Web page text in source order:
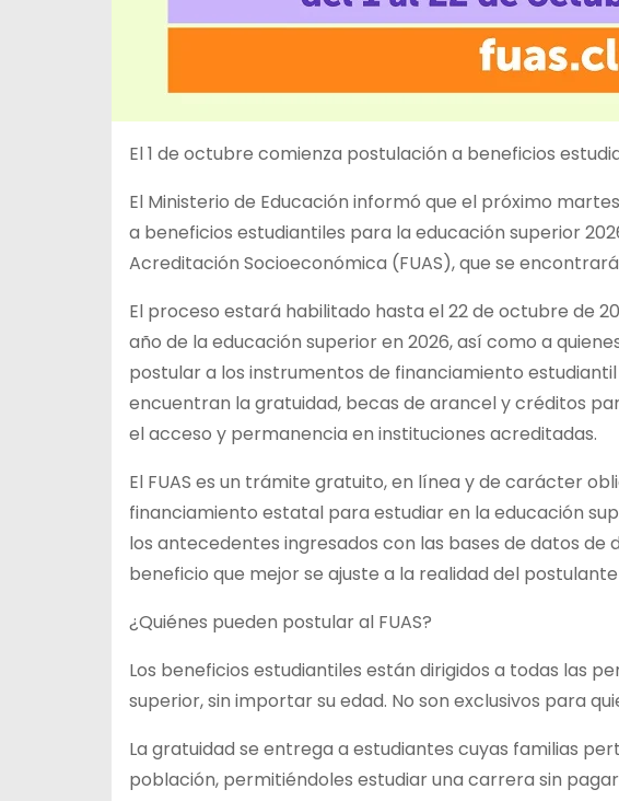
El 1 de octubre comienza postulación a beneficios
El Ministerio de Educación informó que el próximo
a beneficios estudiantiles para la educación superior
Acreditación Socioeconómica (FUAS), que se
El proceso estará habilitado hasta el 22 de octubre de
año de la educación superior en 2026, así como a
postular a los instrumentos de financiamiento
encuentran la gratuidad, becas de arancel y créditos
el acceso y permanencia en instituciones acreditadas.
El FUAS es un trámite gratuito, en línea y de carácter
financiamiento estatal para estudiar en la educación
los antecedentes ingresados con las bases de datos de
beneficio que mejor se ajuste a la realidad del
¿Quiénes pueden postular al FUAS?
Los beneficios estudiantiles están dirigidos a todas las
superior, sin importar su edad. No son exclusivos para
La gratuidad se entrega a estudiantes cuyas familias
población, permitiéndoles estudiar una carrera sin